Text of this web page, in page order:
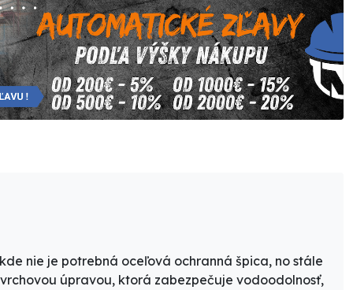
nie je potrebná oceľová ochranná špica, no stále
úpravou, ktorá zabezpečuje vodoodolnosť,